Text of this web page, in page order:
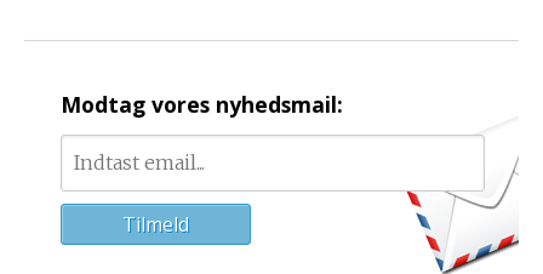
Modtag vores nyhedsmail: